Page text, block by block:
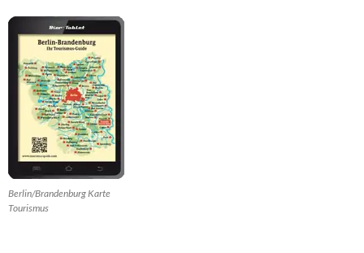
Berlin/Brandenburg Karte
Tourismus